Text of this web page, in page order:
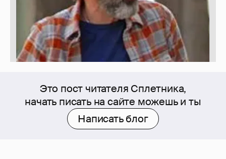
Это пост читателя Сплетника,
начать писать на сайте можешь и ты
Написать блог